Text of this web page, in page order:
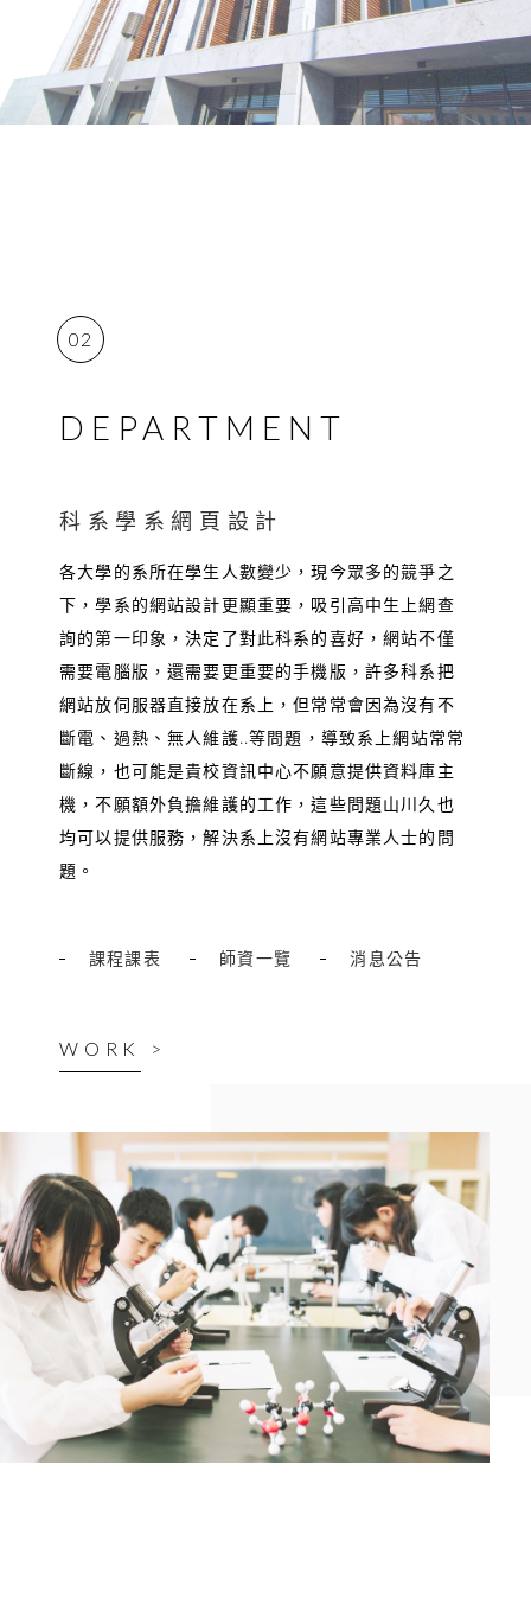
02
DEPARTMENT
科系學系網頁設計
各大學的系所在學生人數變少，現今眾多的競爭之
下，學系的網站設計更顯重要，吸引高中生上網查
詢的第一印象，決定了對此科系的喜好，網站不僅
需要電腦版，還需要更重要的手機版，許多科系把
網站放伺服器直接放在系上，但常常會因為沒有不
斷電、過熱、無人維護..等問題，導致系上網站常常
斷線，也可能是貴校資訊中心不願意提供資料庫主
機，不願額外負擔維護的工作，這些問題山川久也
均可以提供服務，解決系上沒有網站專業人士的問
題。
課程課表 師資一覽 消息公告
WORK